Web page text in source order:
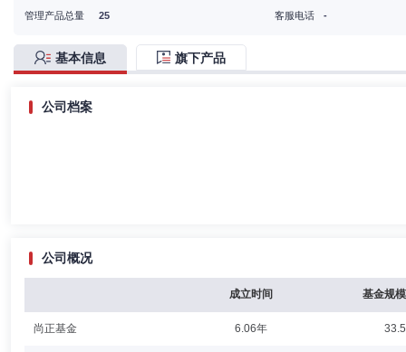
管理产品总量
25
客服电话
-
基本信息 旗下产品
公司档案
公司概况
成立时间 基金规
尚正基金 6.06年